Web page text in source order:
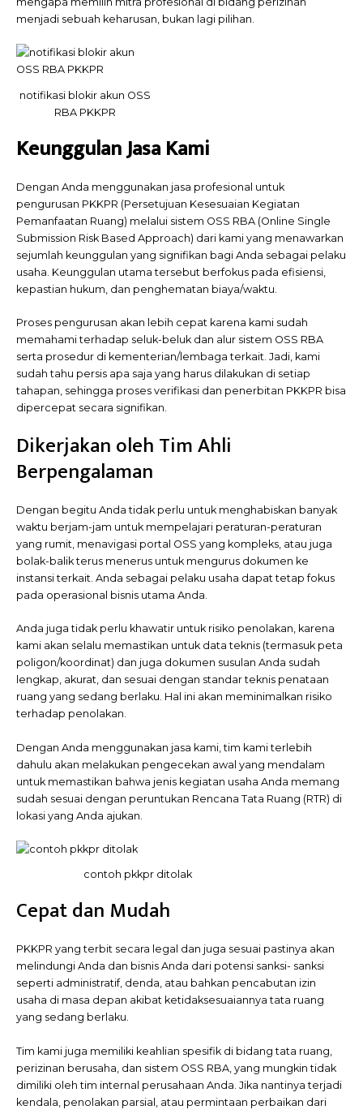
menjadi sebuah keharusan, bukan lagi pilihan.
notifikasi blokir akun OSS
RBA PKKPR
Keunggulan Jasa Kami
Dengan Anda menggunakan jasa profesional untuk
pengurusan PKKPR (Persetujuan Kesesuaian Kegiatan
Pemanfaatan Ruang) melalui sistem OSS RBA (Online Single
Submission Risk Based Approach) dari kami yang menawarkan
sejumlah keunggulan yang signifikan bagi Anda sebagai pelaku
usaha. Keunggulan utama tersebut berfokus pada efisiensi,
kepastian hukum, dan penghematan biaya/waktu.
Proses pengurusan akan lebih cepat karena kami sudah
memahami terhadap seluk-beluk dan alur sistem OSS RBA
serta prosedur di kementerian/lembaga terkait. Jadi, kami
sudah tahu persis apa saja yang harus dilakukan di setiap
tahapan, sehingga proses verifikasi dan penerbitan PKKPR bisa
dipercepat secara signifikan.
Dikerjakan oleh Tim Ahli
Berpengalaman
Dengan begitu Anda tidak perlu untuk menghabiskan banyak
waktu berjam-jam untuk mempelajari peraturan-peraturan
yang rumit, menavigasi portal OSS yang kompleks, atau juga
bolak-balik terus menerus untuk mengurus dokumen ke
instansi terkait. Anda sebagai pelaku usaha dapat tetap fokus
pada operasional bisnis utama Anda.
Anda juga tidak perlu khawatir untuk risiko penolakan, karena
kami akan selalu memastikan untuk data teknis (termasuk peta
poligon/koordinat) dan juga dokumen susulan Anda sudah
lengkap, akurat, dan sesuai dengan standar teknis penataan
ruang yang sedang berlaku. Hal ini akan meminimalkan risiko
terhadap penolakan.
Dengan Anda menggunakan jasa kami, tim kami terlebih
dahulu akan melakukan pengecekan awal yang mendalam
untuk memastikan bahwa jenis kegiatan usaha Anda memang
sudah sesuai dengan peruntukan Rencana Tata Ruang (RTR) di
lokasi yang Anda ajukan.
contoh pkkpr ditolak
Cepat dan Mudah
PKKPR yang terbit secara legal dan juga sesuai pastinya akan
melindungi Anda dan bisnis Anda dari potensi sanksi- sanksi
seperti administratif, denda, atau bahkan pencabutan izin
usaha di masa depan akibat ketidaksesuaiannya tata ruang
yang sedang berlaku.
Tim kami juga memiliki keahlian spesifik di bidang tata ruang,
perizinan berusaha, dan sistem OSS RBA, yang mungkin tidak
dimiliki oleh tim internal perusahaan Anda. Jika nantinya terjadi
kendala, penolakan parsial, atau permintaan perbaikan dari